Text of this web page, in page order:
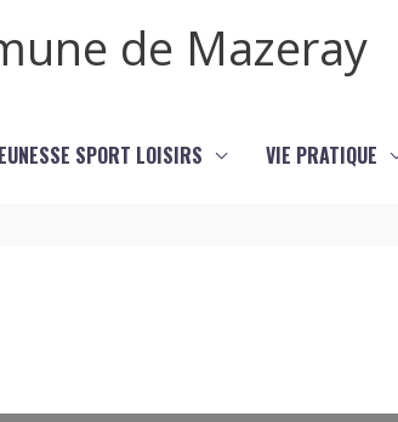
de Mazeray
SPORT LOISIRS VIE PRATIQUE